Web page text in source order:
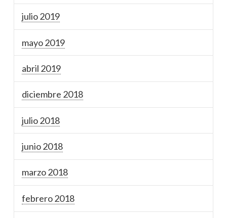
julio 2019
mayo 2019
abril 2019
diciembre 2018
julio 2018
junio 2018
marzo 2018
febrero 2018